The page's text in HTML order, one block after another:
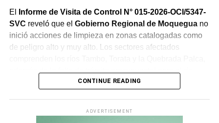
El
Informe de Visita de Control N° 015-2026-OCI/5347-
SVC reveló que el Gobierno Regional de Moqueguano
inició acciones de limpieza en zonas catalogadas como
de peligro alto y muy alto. Los sectores afectados
descolmatación adjudicado porS/ 70 000quedó
CONTINUE READING
ADVERTISEMENT